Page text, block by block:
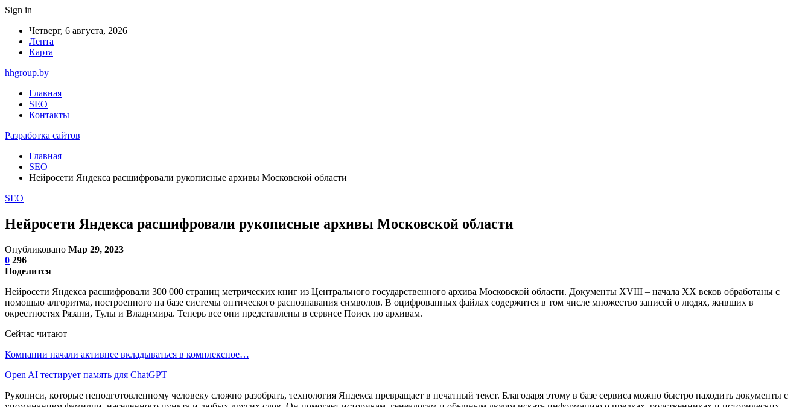
Sign in
Четверг, 6 августа, 2026
Лента
Карта
hhgroup.by
Главная
SEO
Контакты
Разработка сайтов
Главная
SEO
Нейросети Яндекса расшифровали рукописные архивы Московской области
SEO
Нейросети Яндекса расшифровали рукописные архивы Московской области
Опубликовано Мар 29, 2023
0 296
Поделится
Нейросети Яндекса расшифровали 300 000 страниц метрических книг из Центрального государственного архива Московской области. Документы XVIII – начала XX веков обработаны с
помощью алгоритма, построенного на базе системы оптического распознавания символов. В оцифрованных файлах содержится в том числе множество записей о людях, живших в
окрестностях Рязани, Тулы и Владимира. Теперь все они представлены в сервисе Поиск по архивам.
Сейчас читают
Компании начали активнее вкладываться в комплексное…
Open AI тестирует память для ChatGPT
Рукописи, которые неподготовленному человеку сложно разобрать, технология Яндекса превращает в печатный текст. Благодаря этому в базе сервиса можно быстро находить документы с